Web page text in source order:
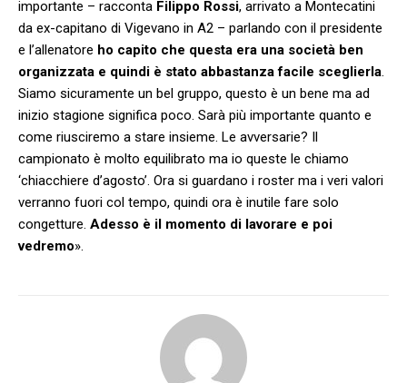
importante – racconta Filippo Rossi, arrivato a Montecatini
da ex-capitano di Vigevano in A2 – parlando con il presidente
e l’allenatore ho capito che questa era una società ben
organizzata e quindi è stato abbastanza facile sceglierla.
Siamo sicuramente un bel gruppo, questo è un bene ma ad
inizio stagione significa poco. Sarà più importante quanto e
come riusciremo a stare insieme. Le avversarie? Il
campionato è molto equilibrato ma io queste le chiamo
‘chiacchiere d’agosto’. Ora si guardano i roster ma i veri valori
verranno fuori col tempo, quindi ora è inutile fare solo
congetture. Adesso è il momento di lavorare e poi
vedremo».